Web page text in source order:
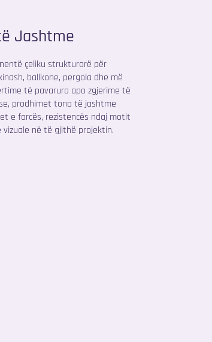
Jashtme
çeliku strukturorë për
ballkone, pergola dhe më
të pavarura apo zgjerime të
prodhimet tona të jashtme
e forcës, rezistencës ndaj motit
vizuale në të gjithë projektin.